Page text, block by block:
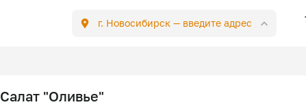
г. Новосибирск — введите адрес
Салат "Оливье"